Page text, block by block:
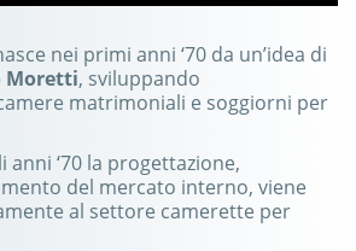
nei primi anni ‘70 da un’idea di
Moretti, sviluppando
matrimoniali e soggiorni per
anni ‘70 la progettazione,
del mercato interno, viene
al settore camerette per